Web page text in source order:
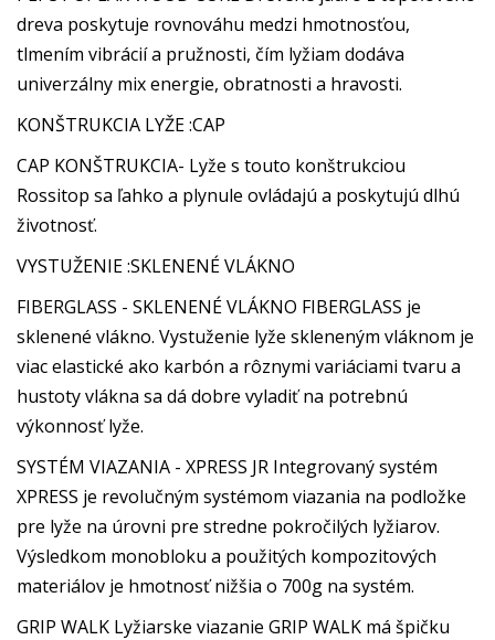
dreva poskytuje rovnováhu medzi hmotnosťou,
tlmením vibrácií a pružnosti, čím lyžiam dodáva
univerzálny mix energie, obratnosti a hravosti.
KONŠTRUKCIA LYŽE :CAP
CAP KONŠTRUKCIA- Lyže s touto konštrukciou
Rossitop sa ľahko a plynule ovládajú a poskytujú dlhú
životnosť.
VYSTUŽENIE :SKLENENÉ VLÁKNO
FIBERGLASS - SKLENENÉ VLÁKNO FIBERGLASS je
sklenené vlákno. Vystuženie lyže skleneným vláknom je
viac elastické ako karbón a rôznymi variáciami tvaru a
hustoty vlákna sa dá dobre vyladiť na potrebnú
výkonnosť lyže.
SYSTÉM VIAZANIA - XPRESS JR Integrovaný systém
XPRESS je revolučným systémom viazania na podložke
pre lyže na úrovni pre stredne pokročilých lyžiarov.
Výsledkom monobloku a použitých kompozitových
materiálov je hmotnosť nižšia o 700g na systém.
GRIP WALK Lyžiarske viazanie GRIP WALK má špičku